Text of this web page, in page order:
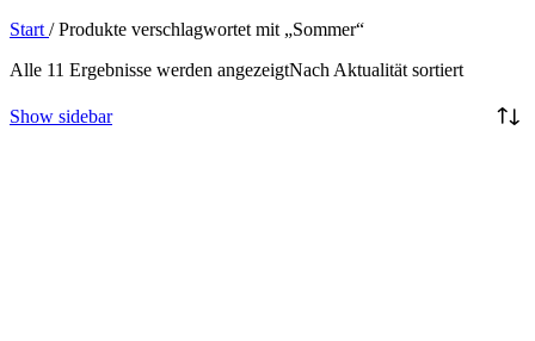
Start / Produkte verschlagwortet mit „Sommer“
Alle 11 Ergebnisse werden angezeigtNach Aktualität sortiert
Show sidebar